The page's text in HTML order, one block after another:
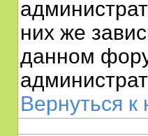
них же
данном
Вернуться к